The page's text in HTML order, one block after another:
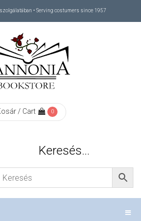
• Serving costumers since 1957
/ Cart 0
Keresés…